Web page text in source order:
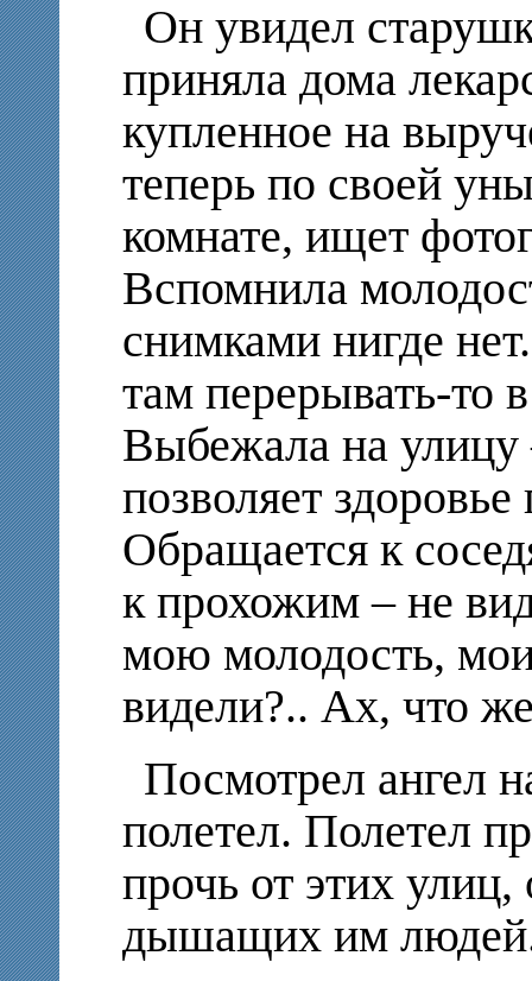
Он увидел
приняла дома
купленное на
теперь по своей
комнате, ищет
Вспомнила
снимками нигде
там перерывать-то
Выбежала на улицу
позволяет
Обращается к
к прохожим – не
мою молодость,
видели?.. Ах, что
Посмотрел ангел
полетел. Полетел
прочь от этих улиц,
дышащих им